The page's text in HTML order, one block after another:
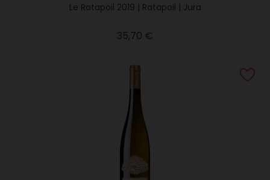
Le Ratapoil 2019 | Ratapoil | Jura
35,70 €